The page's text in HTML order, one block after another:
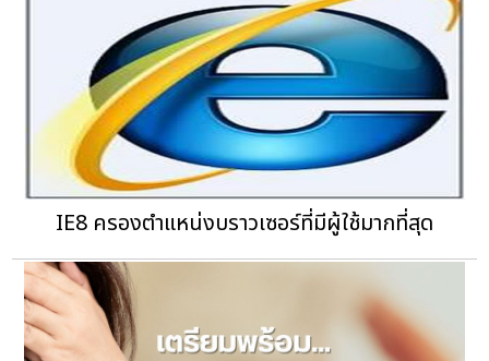
IE8 ครองตำแหน่งบราวเซอร์ที่มีผู้ใช้มากที่สุด